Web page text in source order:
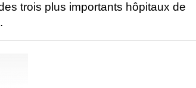
trois plus importants hôpitaux de